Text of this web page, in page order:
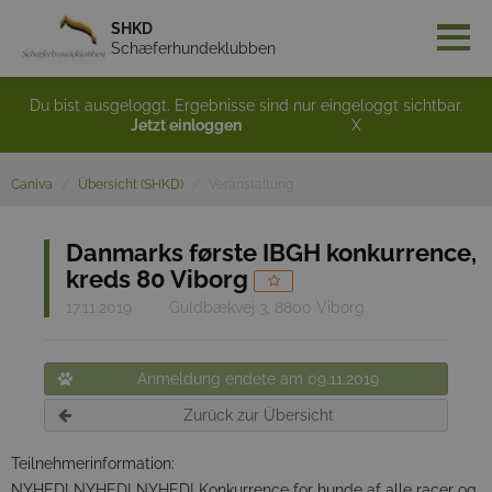
SHKD
Schæferhundeklubben
Du bist ausgeloggt. Ergebnisse sind nur eingeloggt sichtbar.
Jetzt einloggen
X
Caniva Übersicht (SHKD)
Danmarks første IBGH konkurrence,
kreds 80 Viborg
17.11.2019 Guldbækvej 3, 8800 Viborg
Anmeldung endete am 09.11.2019
Zurück zur Übersicht
Teilnehmerinformation: